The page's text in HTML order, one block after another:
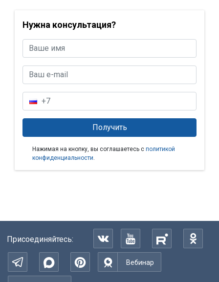
Нужна консультация?
Нажимая на кнопку, вы соглашаетесь с политикой
конфиденциальности
Присоединяйтесь:
Вебинар